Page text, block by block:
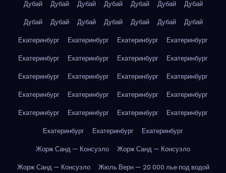
Дубай
Дубай Дубай Дубай Дубай Дубай
Дубай
Дубай
Дубай Дубай Дубай Дубай Дубай
Дубай
Екатеринбург
Екатеринбург Екатеринбург
Екатеринбург
Екатеринбург
Екатеринбург Екатеринбург
Екатеринбург
Екатеринбург
Екатеринбург Екатеринбург
Екатеринбург
Екатеринбург
Екатеринбург Екатеринбург
Екатеринбург
Екатеринбург
Екатеринбург Екатеринбург
Екатеринбург
Екатеринбург
Екатеринбург
Екатеринбург
Жорж Санд — Консуэло
Жорж Санд — Консуэло
Жорж Санд — Консуэло
Жюль Верн — 20 000 лье под водой